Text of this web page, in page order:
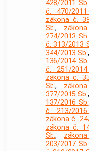
428/2011 Sb.,
č. 470/
zákona č.
Sb.,
274/2013 Sb.,
č. 313/2013
344/2013 Sb.,
136/2014 Sb.,
č. 251/
zákona č.
Sb.,
377/2015 Sb.,
137/2016 Sb.,
č. 213/
zákona č.
zákona č.
Sb.,
203/2017 Sb.,